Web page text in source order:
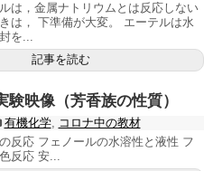
は，金属ナトリウムとは反応しない
は， 下準備が大変。 エーテルは水
を...
記事を読む
験映像（芳香族の性質）
有機化学, コロナ中の教材
反応 フェノールの水溶性と液性 フ
反応 安...